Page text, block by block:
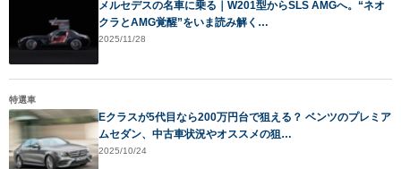
メルセデスの名車に乗る｜W201型からSLS AMGへ。“ネオ
クラとAMG覚醒”をいま読み解く…
2025/11/28
特選車
Eクラスが5代目なら200万円台で狙える？ ベンツのプレミア
ムセダン、中古車状況やオススメの狙…
2025/10/24